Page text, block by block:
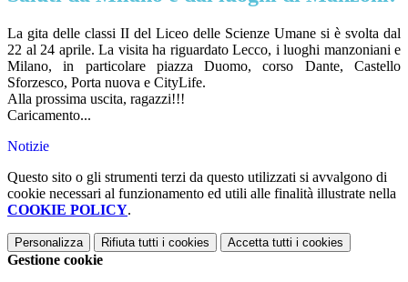
La gita delle classi II del Liceo delle Scienze Umane si è svolta dal
22 al 24 aprile. La visita ha riguardato Lecco, i luoghi manzoniani e
Milano, in particolare piazza Duomo, corso Dante, Castello
Sforzesco, Porta nuova e CityLife.
Alla prossima uscita, ragazzi!!!
Caricamento...
Notizie
Questo sito o gli strumenti terzi da questo utilizzati si avvalgono di
cookie necessari al funzionamento ed utili alle finalità illustrate nella
COOKIE POLICY.
Personalizza Rifiuta tutti i cookies Accetta tutti i cookies
Gestione cookie